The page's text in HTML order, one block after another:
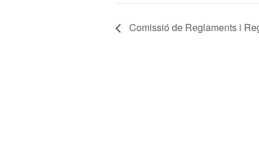
Comissió de Reglaments i